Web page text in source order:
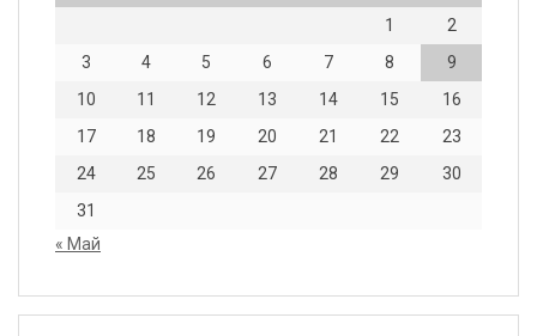
1
2
3
4 5 6 7 8
9
10
11 12 13 14 15
16
17
18 19 20 21 22
23
24
25 26 27 28 29
30
31
« Май